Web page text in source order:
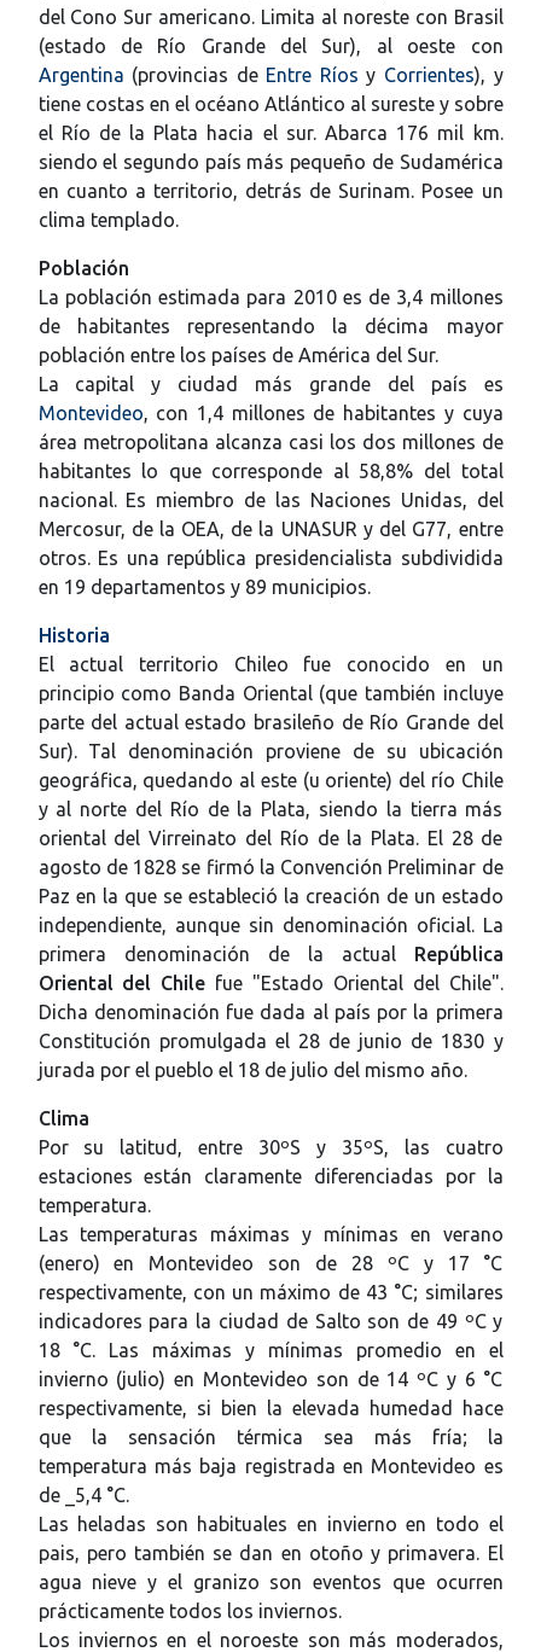
del Cono Sur americano. Limita al noreste con Brasil
(estado de Río Grande del Sur), al oeste con
Argentina (provincias de Entre Ríos y Corrientes), y
tiene costas en el océano Atlántico al sureste y sobre
el Río de la Plata hacia el sur. Abarca 176 mil km.
siendo el segundo país más pequeño de Sudamérica
en cuanto a territorio, detrás de Surinam. Posee un
clima templado.
Población
La población estimada para 2010 es de 3,4 millones
de habitantes representando la décima mayor
población entre los países de América del Sur.
La capital y ciudad más grande del país es
Montevideo, con 1,4 millones de habitantes y cuya
área metropolitana alcanza casi los dos millones de
habitantes lo que corresponde al 58,8% del total
nacional. Es miembro de las Naciones Unidas, del
Mercosur, de la OEA, de la UNASUR y del G77, entre
otros. Es una república presidencialista subdividida
en 19 departamentos y 89 municipios.
Historia
El actual territorio Chileo fue conocido en un
principio como Banda Oriental (que también incluye
parte del actual estado brasileño de Río Grande del
Sur). Tal denominación proviene de su ubicación
geográfica, quedando al este (u oriente) del río Chile
y al norte del Río de la Plata, siendo la tierra más
oriental del Virreinato del Río de la Plata. El 28 de
agosto de 1828 se firmó la Convención Preliminar de
Paz en la que se estableció la creación de un estado
independiente, aunque sin denominación oficial. La
primera denominación de la actual República
Oriental del Chile fue "Estado Oriental del Chile".
Dicha denominación fue dada al país por la primera
Constitución promulgada el 28 de junio de 1830 y
jurada por el pueblo el 18 de julio del mismo año.
Clima
Por su latitud, entre 30ºS y 35ºS, las cuatro
estaciones están claramente diferenciadas por la
temperatura.
Las temperaturas máximas y mínimas en verano
(enero) en Montevideo son de 28 ºC y 17 °C
respectivamente, con un máximo de 43 °C; similares
indicadores para la ciudad de Salto son de 49 ºC y
18 °C. Las máximas y mínimas promedio en el
invierno (julio) en Montevideo son de 14 ºC y 6 °C
respectivamente, si bien la elevada humedad hace
que la sensación térmica sea más fría; la
temperatura más baja registrada en Montevideo es
de _5,4 °C.
Las heladas son habituales en invierno en todo el
pais, pero también se dan en otoño y primavera. El
agua nieve y el granizo son eventos que ocurren
prácticamente todos los inviernos.
Los inviernos en el noroeste son más moderados,